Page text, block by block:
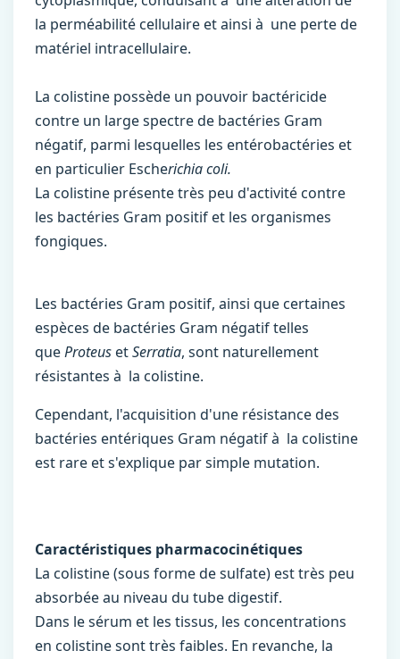
la perméabilité cellulaire et ainsi à une perte de
matériel intracellulaire.
La colistine possède un pouvoir bactéricide
contre un large spectre de bactéries Gram
négatif, parmi lesquelles les entérobactéries et
en particulier Escherichia coli.
La colistine présente très peu d'activité contre
les bactéries Gram positif et les organismes
fongiques.
Les bactéries Gram positif, ainsi que certaines
espèces de bactéries Gram négatif telles
queProteus etSerratia, sont naturellement
résistantes à la colistine.
Cependant, l'acquisition d'une résistance des
bactéries entériques Gram négatif à la colistine
est rare et s'explique par simple mutation.
Caractéristiques pharmacocinétiques
La colistine (sous forme de sulfate) est très peu
absorbée au niveau du tube digestif.
Dans le sérum et les tissus, les concentrations
en colistine sont très faibles. En revanche, la